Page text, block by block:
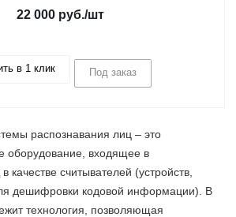
22 000 руб./шт
в 1 клик Под заказ
распознавания лиц – это
оборудование, входящее в
качестве считывателей (устройств,
дешифровки кодовой информации). В
технология, позволяющая